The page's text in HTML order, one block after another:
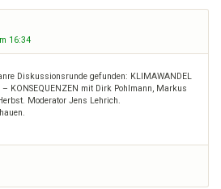
16:34
Diskussionsrunde gefunden: KLIMAWANDEL
– KONSEQUENZEN mit Dirk Pohlmann, Markus
Moderator Jens Lehrich.